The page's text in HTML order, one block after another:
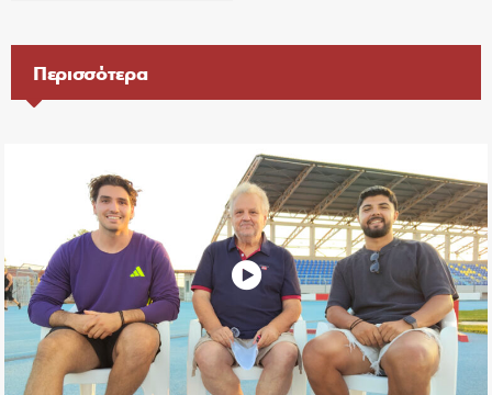
Περισσότερα